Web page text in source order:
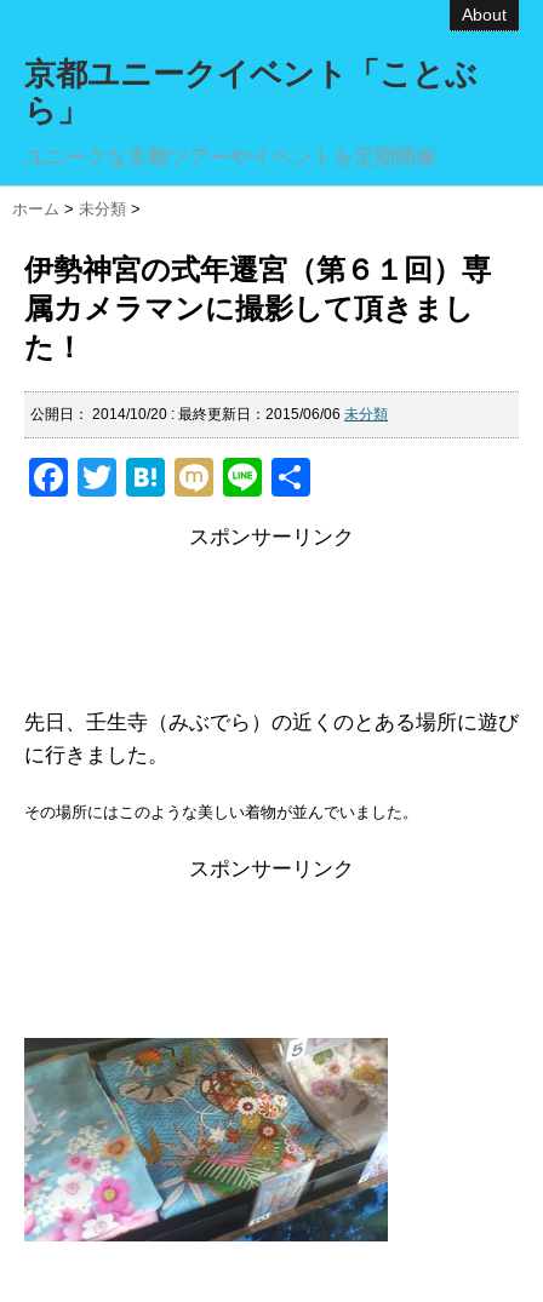
About
京都ユニークイベント「ことぶ
ら」
ユニークな京都ツアーやイベントを定期開催
ホーム > 未分類 >
伊勢神宮の式年遷宮（第６１回）専
属カメラマンに撮影して頂きまし
た！
公開日： 2014/10/20 : 最終更新日：2015/06/06 未分類
F
o
k
T
H
M
ixi
Li
e
スポンサーリンク
先日、壬生寺（みぶでら）の近くのとある場所に遊び
に行きました。
その場所にはこのような美しい着物が並んでいました。
スポンサーリンク